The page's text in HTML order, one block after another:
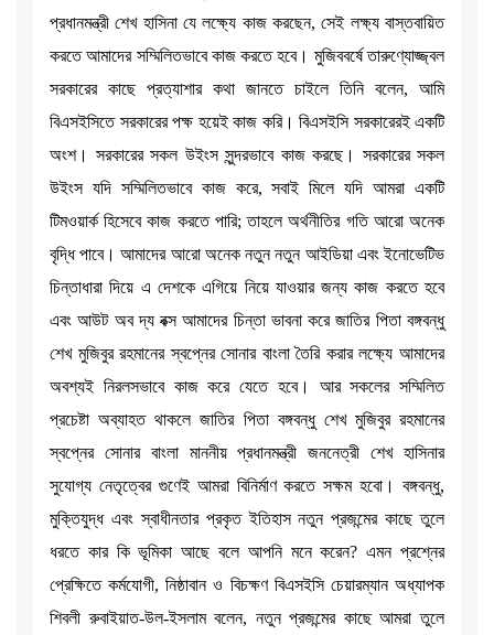
প্রধানমন্ত্রী শেখ হাসিনা যে লক্ষ্যে কাজ করছেন, সেই লক্ষ্য বাস্তবায়িত
করতে আমাদের সম্মিলিতভাবে কাজ করতে হবে। মুজিববর্ষে তারুণ্যোজ্জ্বল
সরকারের কাছে প্রত্যাশার কথা জানতে চাইলে তিনি বলেন, আমি
বিএসইসিতে সরকারের পক্ষ হয়েই কাজ করি। বিএসইসি সরকারেরই একটি
অংশ। সরকারের সকল উইংস সুন্দরভাবে কাজ করছে। সরকারের সকল
উইংস যদি সম্মিলিতভাবে কাজ করে, সবাই মিলে যদি আমরা একটি
টিমওয়ার্ক হিসেবে কাজ করতে পারি; তাহলে অর্থনীতির গতি আরো অনেক
বৃদ্ধি পাবে। আমাদের আরো অনেক নতুন নতুন আইডিয়া এবং ইনোভেটিভ
চিন্তাধারা দিয়ে এ দেশকে এগিয়ে নিয়ে যাওয়ার জন্য কাজ করতে হবে
এবং আউট অব দ্য বক্স আমাদের চিন্তা ভাবনা করে জাতির পিতা বঙ্গবন্ধু
শেখ মুজিবুর রহমানের স্বপ্নের সোনার বাংলা তৈরি করার লক্ষ্যে আমাদের
অবশ্যই নিরলসভাবে কাজ করে যেতে হবে। আর সকলের সম্মিলিত
প্রচেষ্টা অব্যাহত থাকলে জাতির পিতা বঙ্গবন্ধু শেখ মুজিবুর রহমানের
স্বপ্নের সোনার বাংলা মাননীয় প্রধানমন্ত্রী জননেত্রী শেখ হাসিনার
সুযোগ্য নেতৃত্বের গুণেই আমরা বিনির্মাণ করতে সক্ষম হবো। বঙ্গবন্ধু,
মুক্তিযুদ্ধ এবং স্বাধীনতার প্রকৃত ইতিহাস নতুন প্রজন্মের কাছে তুলে
ধরতে কার কি ভূমিকা আছে বলে আপনি মনে করেন? এমন প্রশ্নের
প্রেক্ষিতে কর্মযোগী, নিষ্ঠাবান ও বিচক্ষণ বিএসইসি চেয়ারম্যান অধ্যাপক
শিবলী রুবাইয়াত-উল-ইসলাম বলেন, নতুন প্রজন্মের কাছে আমরা তুলে